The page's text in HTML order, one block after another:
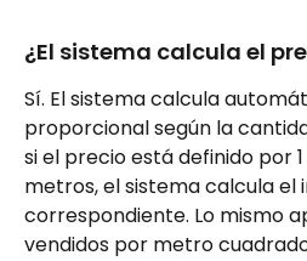
¿El sistema calcula el
Sí. El sistema calcula
proporcional según la
si el precio está definido por
metros, el sistema calcula el
correspondiente. Lo mismo
vendidos por metro